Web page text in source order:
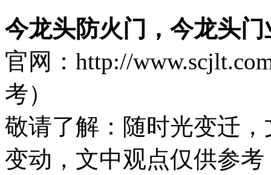
今龙头防火门，今龙头门
官网：http://
考）
敬请了解 ：随时光变迁
变动，文中观点仅供参考